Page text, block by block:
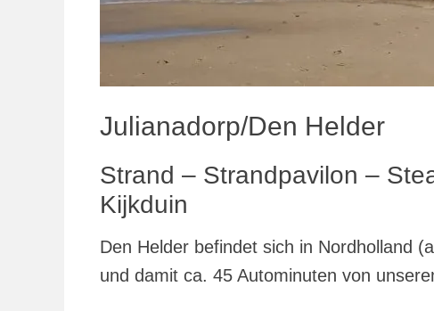
Julianadorp/Den Helder
Strand – Strandpavilon –
Kijkduin
Den Helder befindet sich in Nordholland
und damit ca. 45 Autominuten von